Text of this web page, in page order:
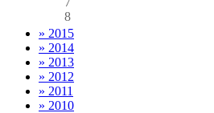
8
» 2015
» 2014
» 2013
» 2012
» 2011
» 2010